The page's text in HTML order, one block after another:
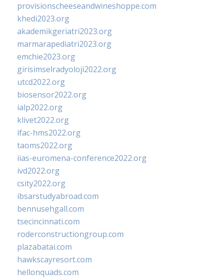
provisionscheeseandwineshoppe.com
khedi2023.org
akademikgeriatri2023.org
marmarapediatri2023.org
emchie2023.org
girisimselradyoloji2022.org
utcd2022.org
biosensor2022.org
ialp2022.org
klivet2022.org
ifac-hms2022.org
taoms2022.org
iias-euromena-conference2022.org
ivd2022.org
csity2022.org
ibsarstudyabroad.com
bennusehgall.com
tsecincinnati.com
roderconstructiongroup.com
plazabatai.com
hawkscayresort.com
hellonquads.com